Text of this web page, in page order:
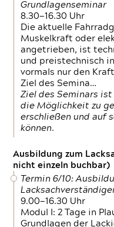
Grundlagenseminar
8.30—16.30 Uhr
Die aktuelle
Muskelkraft oder
angetrieben, ist
und preistechnisch
vormals nur den
Ziel des Semina…
Ziel des Seminars
die Möglichkeit zu
erschließen und auf
können.
Ausbildung zum
nicht einzeln buchbar)
Termin 6/10:
9.00—16.30 Uhr
Modul I: 2 Tage in
Grundlagen der